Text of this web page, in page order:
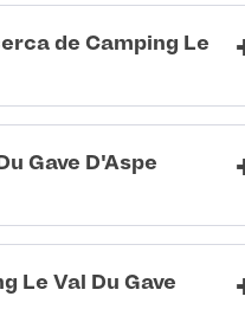
de Camping Le
Gave D'Aspe
Le Val Du Gave